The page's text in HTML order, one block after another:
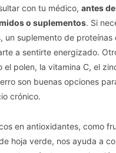
personal or sensitive
by us, please use the below
your selection. Please note
processed you may continue
based on personal
disclosed to third
may separately opt-out of the
personal information by third
that may further
con tu médico, antes
o suplementos. Si
un suplemento de proteínas
a sentirte energizado.
el polen, la vitamina C, el
son buenas opciones
crónico.
en antioxidantes, como
hoja verde, nos ayuda a